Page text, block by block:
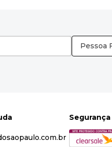
Pessoa
Segurança